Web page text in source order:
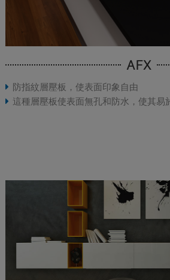
AFX
防指紋層壓板，使表面印象自由
這種層壓板使表面無孔和防水，使其易